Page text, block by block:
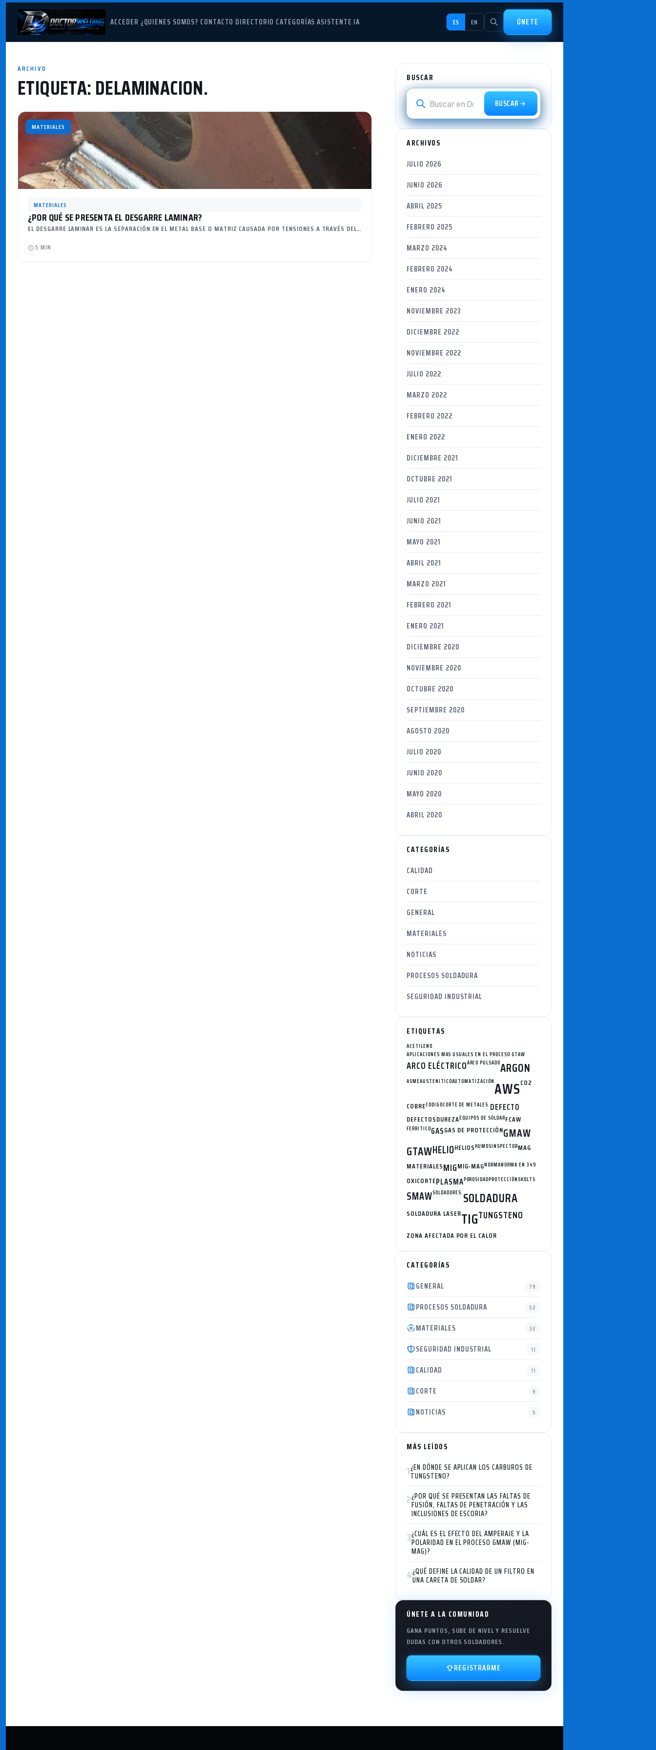
ACCEDER ¿QUIENES SOMOS? CONTACTO DIRECTORIO CATEGORÍAS ASISTENTE IA ES EN ÚNETE
ARCHIVO
ETIQUETA:DELAMINACION.
MATERIALES
MATERIALES
¿POR QUÉ SE PRESENTA EL DESGARRE LAMINAR?
EL DESGARRE LAMINAR ES LA SEPARACIÓN EN EL METAL BASE O MATRIZ CAUSADA POR TENSIONES A TRAVÉS DEL…
5 MIN
BUSCAR
BUSCAR
ARCHIVOS
JULIO 2026
JUNIO 2026
ABRIL 2025
FEBRERO 2025
MARZO 2024
FEBRERO 2024
ENERO 2024
NOVIEMBRE 2023
DICIEMBRE 2022
NOVIEMBRE 2022
JULIO 2022
MARZO 2022
FEBRERO 2022
ENERO 2022
DICIEMBRE 2021
OCTUBRE 2021
JULIO 2021
JUNIO 2021
MAYO 2021
ABRIL 2021
MARZO 2021
FEBRERO 2021
ENERO 2021
DICIEMBRE 2020
NOVIEMBRE 2020
OCTUBRE 2020
SEPTIEMBRE 2020
AGOSTO 2020
JULIO 2020
JUNIO 2020
MAYO 2020
ABRIL 2020
CATEGORÍAS
CALIDAD
CORTE
GENERAL
MATERIALES
NOTICIAS
PROCESOS SOLDADURA
SEGURIDAD INDUSTRIAL
ETIQUETAS
ACETILENO
APLICACIONES MAS USUALES EN EL PROCESO GTAW
ARCO ELÉCTRICOARCO PULSADOARGON
ASMEAUSTENITICOAUTOMATIZACIÓNAWSCO2
COBRECODIGOCORTE DE METALES.DEFECTO
DEFECTOSDUREZAEQUIPOS DE SOLDARFCAW
FERRITICOGASGAS DE PROTECCIÓNGMAW
GTAWHELIOHELIOSHUMOSINSPECTORMAG
MATERIALESMIGMIG-MAGNORMANORMA EN 349
OXICORTEPLASMAPOROSIDADPROTECCIÓNSKOLTS
SMAWSOLDADORES.SOLDADURA
SOLDADURA LASERTIGTUNGSTENO
ZONA AFECTADA POR EL CALOR
CATEGORÍAS
GENERAL
79
PROCESOS SOLDADURA 52
MATERIALES 32
SEGURIDAD INDUSTRIAL 11
CALIDAD 11
CORTE 9
NOTICIAS 5
MÁS LEÍDOS
1¿EN DÓNDE SE APLICAN LOS CARBUROS DE
TUNGSTENO?
2¿POR QUÉ SE PRESENTAN LAS FALTAS DE
FUSIÓN, FALTAS DE PENETRACIÓN Y LAS
INCLUSIONES DE ESCORIA?
3¿CUÁL ES EL EFECTO DEL AMPERAJE Y LA
POLARIDAD EN EL PROCESO GMAW (MIG-
MAG)?
4¿QUÉ DEFINE LA CALIDAD DE UN FILTRO EN
UNA CARETA DE SOLDAR?
ÚNETE A LA COMUNIDAD
GANA PUNTOS, SUBE DE NIVEL Y RESUELVE
DUDAS CON OTROS SOLDADORES.
REGISTRARME